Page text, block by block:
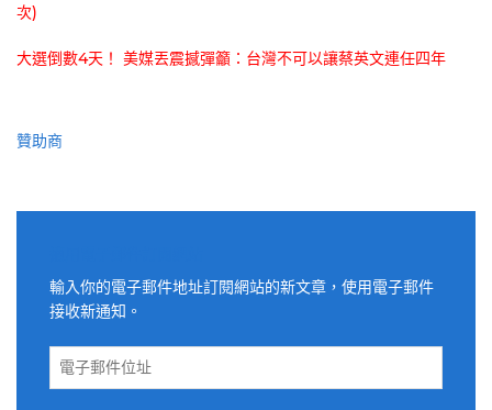
次)
大選倒數4天！ 美媒丟震撼彈籲：台灣不可以讓蔡英文連任四年
贊助商
輸入你的電子郵件地址訂閱網站的新文章，使用電子郵件
接收新通知。
電